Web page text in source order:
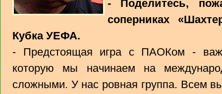
- Поделитесь,
соперниках
Кубка УЕФА.
- Предстоящая игра с ПАОКом -
которую мы начинаем на
сложными. У нас ровная группа. Всем